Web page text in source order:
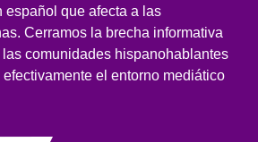
español que afecta a las
Cerramos la brecha informativa
comunidades hispanohablantes
el entorno mediático